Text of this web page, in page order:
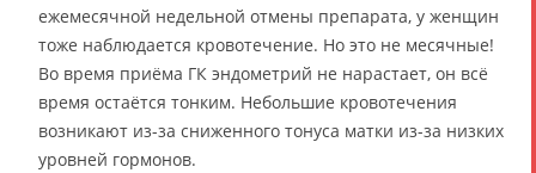
ежемесячной недельной отмены препарата, у женщин
тоже наблюдается кровотечение. Но это не месячные!
Во время приёма ГК эндометрий не нарастает, он всё
время остаётся тонким. Небольшие кровотечения
возникают из-за сниженного тонуса матки из-за низких
уровней гормонов.